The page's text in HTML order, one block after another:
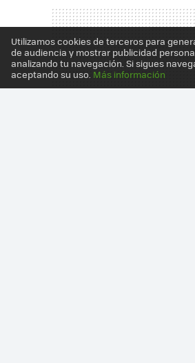
Utilizamos cookies de terceros para
de audiencia y mostrar publicidad
analizando tu navegación. Si sigues
aceptando su uso. Más información